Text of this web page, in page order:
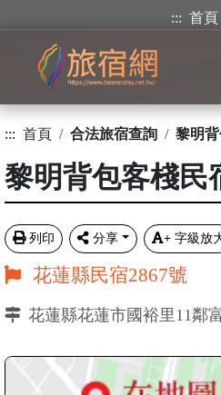
::: 首頁
::: 首頁 合法旅宿查詢 黎明
黎明背包客棧民
列印 分享 + 字級放
花蓮縣民宿2867號
花蓮縣花蓮市國裕里11鄰